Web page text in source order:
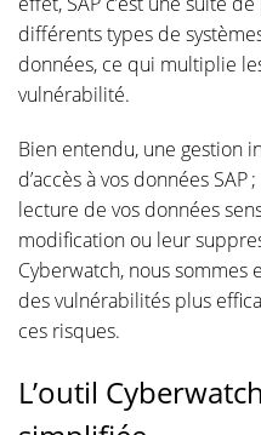
différents types de
données, ce qui multiplie
vulnérabilité.
Bien entendu, une gestion
d’accès à vos données
lecture de vos données
modification ou leur
Cyberwatch, nous
des vulnérabilités plus
ces risques.
L’outil